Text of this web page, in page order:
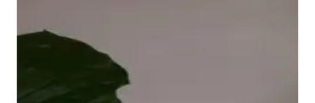
Le vasche da incasso in acrilico Balcoon riprendono
abilmente il gioco di due livelli e presentano due
caratteristiche estetiche di grande impatto: il bordo